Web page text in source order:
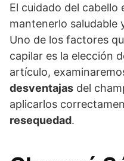
El cuidado del cabello
mantenerlo saludable
Uno de los factores
capilar es la elección
artículo,
desventajas del
aplicarlos
resequedad.